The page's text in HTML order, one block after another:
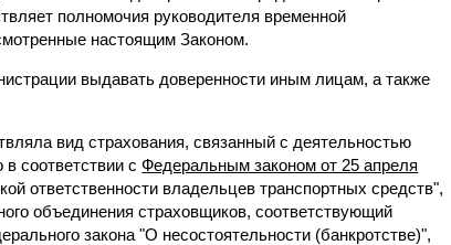
полномочия руководителя временной
настоящим Законом.
выдавать доверенности иным лицам, а также
вид страхования, связанный с деятельностью
в соответствии сФедеральным законом от 25 апреля
ответственности владельцев транспортных средств",
объединения страховщиков, соответствующий
закона "О несостоятельности (банкротстве)",